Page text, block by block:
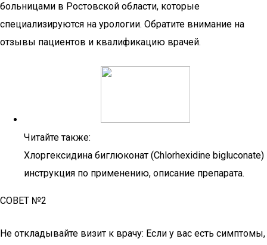
больницами в Ростовской области, которые
специализируются на урологии. Обратите внимание на
отзывы пациентов и квалификацию врачей.
Читайте также:
Хлоргексидина биглюконат (Chlorhexidine bigluconate)
инструкция по применению, описание препарата.
СОВЕТ №2
Не откладывайте визит к врачу: Если у вас есть симптомы,